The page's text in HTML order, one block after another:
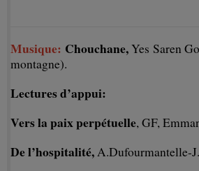
Musique: Chouchane,Yes Saren
montagne).
Lectures d’appui:
Vers la paix perpétuelle, GF,
De l’hospitalité,A.Dufourmantelle-